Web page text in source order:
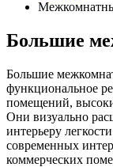
Большие
Большие
функциональное
помещений,
Они визуально
интерьеру
современных
коммерческих